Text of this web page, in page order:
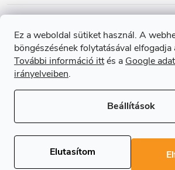
Ez a weboldal sütiket használ. A
böngészésének folytatásával elfogadja
További információ ittés a Google
irányelveiben.
Beállítások
Elutasítom
é
Online fizetési lehetőséget
Shoptet Premium
Copyright 2026Regals.hu. Minden jog
szerkesztése